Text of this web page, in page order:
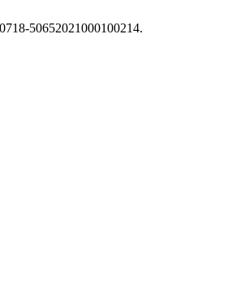
50652021000100214.